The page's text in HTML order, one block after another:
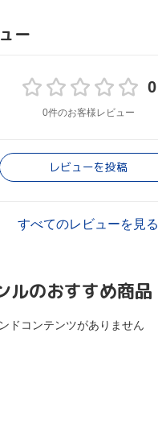
ー
0
0件のお客様レビュー
レビューを投稿
すべてのレビューを見る
ルのおすすめ商品
ドコンテンツがありません